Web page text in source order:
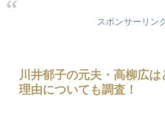
スポンサーリン
川井郁子の元夫・高柳広
理由についても調査！